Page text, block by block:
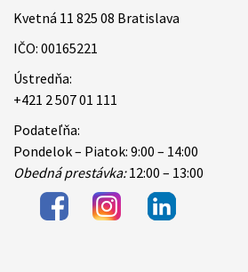
Kvetná 11 825 08 Bratislava
IČO: 00165221
Ústredňa:
+421 2 507 01 111
Podateľňa:
Pondelok – Piatok: 9:00 – 14:00
Obedná prestávka:12:00 – 13:00